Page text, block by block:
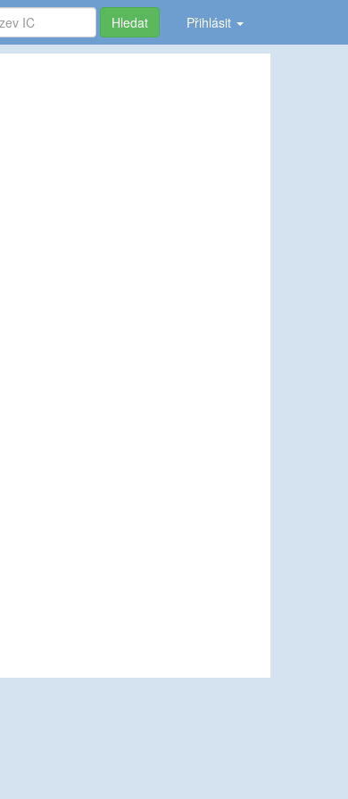
Hledat Přihlásit